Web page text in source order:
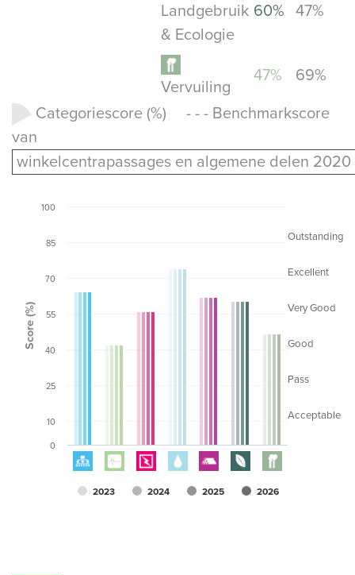
Landgebruik
& Ecologie
60% 47%
Vervuiling
47%
69%
Categoriescore (%) - - - Benchmarkscore
van
winkelcentrapassages en algemene delen 2020
Acceptable
Pass
Good
Very Good
Excellent
Outstanding
Score (%)
2023 2024 2025 2026
0
10
25
40
55
70
85
100